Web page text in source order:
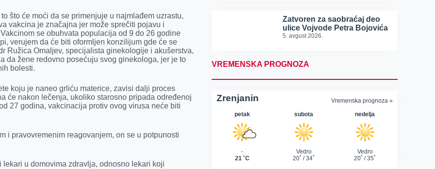
što će moći da se primenjuje u najmlađem uzrastu,
vakcina je značajna jer može sprečiti pojavu i
se obuhvata populacija od 9 do 26 godine
verujem da će biti oformljen konzilijum gde će se
Ružica Omaljev, specijalista ginekologije i akušerstva,
da žene redovno posećuju svog ginekologa, jer je to
bolesti.
koju je naneo grliću materice, zavisi dalji proces
će nakon lečenja, ukoliko starosno pripada određenoj
27 godina, vakcinacija protiv ovog virusa neće biti
i pravovremenim reagovanjem, on se u potpunosti
u domovima zdravlja, odnosno lekari koji
Zatvoren za saobraćaj deo
ulice Vojvode Petra Bojovića
5. avgust 2026.
VREMENSKA PROGNOZA